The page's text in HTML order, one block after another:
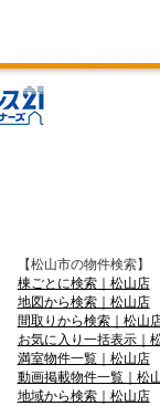
【松山市の物件検索】
棟ごとに検索｜松山店
地図から検索｜松山店
間取りから検索｜松山
お気に入り一括表示｜
満室物件一覧｜松山店
動画掲載物件一覧｜松
地域から検索｜松山店